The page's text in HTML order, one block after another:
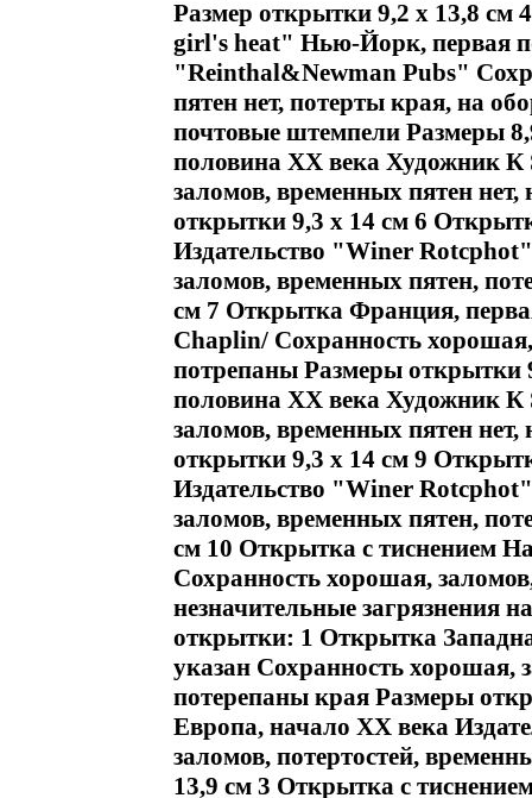
Размер открытки 9,2 х 13,8
girl's heat" Нью-Йорк, первая
"Reinthal&Newman Pubs"
пятен нет, потерты края, на
почтовые штемпели Размеры
половина ХХ века Художник К
заломов, временных пятен
открытки 9,3 х 14 см 6
Издательство "Winer
заломов, временных пятен,
см 7 Открытка Франция,
Chaplin/ Сохранность
потрепаны Размеры открытки
половина ХХ века Художник К
заломов, временных пятен
открытки 9,3 х 14 см 9
Издательство "Winer
заломов, временных пятен,
см 10 Открытка с тиснением
Сохранность хорошая,
незначительные загрязнения
открытки: 1 Открытка
указан Сохранность хорошая,
потерепаны края Размеры
Европа, начало ХХ века
заломов, потертостей,
13,9 см 3 Открытка с